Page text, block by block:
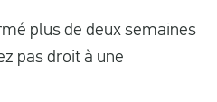
plus de deux semaines
pas droit à une